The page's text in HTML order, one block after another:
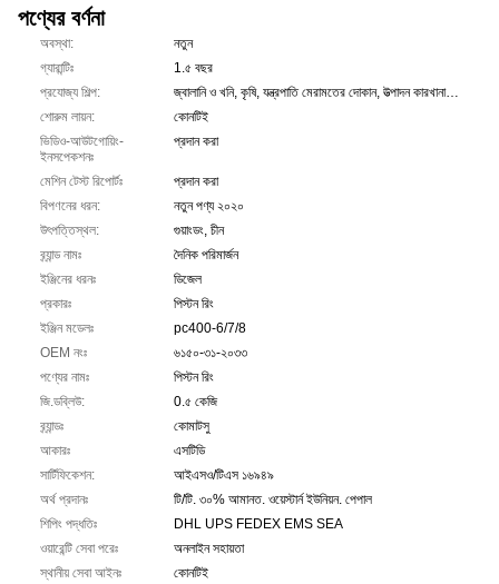
পণ্যের বর্ণনা
অবস্থা:
নতুন
গ্যারান্টিঃ
1.৫ বছর
প্রযোজ্য শিল্প:
জ্বালানি ও খনি, কৃষি, যন্ত্রপাতি মেরামতের দোকান, উত্পাদন কারখানা, খুচরা বিক্রয়
শোরুম লায়ন:
কোনটিই
ভিডিও-আউটগোয়িং-
ইনসপেকশনঃ
প্রদান করা
মেশিন টেস্ট রিপোর্টঃ
প্রদান করা
বিপণনের ধরন:
নতুন পণ্য ২০২০
উৎপত্তিস্থল:
গুয়াংডং, চীন
ব্র্যান্ড নামঃ
দৈনিক পরিমার্জন
ইঞ্জিনের ধরনঃ
ডিজেল
প্রকারঃ
পিস্টন রিং
ইঞ্জিন মডেলঃ
pc400-6/7/8
OEM নংঃ
৬১৫০-৩১-২০৩৩
পণ্যের নামঃ
পিস্টন রিং
জি.ডব্লিউ:
0.৫ কেজি
ব্র্যান্ডঃ
কোমাটসু
আকারঃ
এসটিডি
সার্টিফিকেশন:
আইএসও/টিএস ১৬৯৪৯
অর্থ প্রদানঃ
টি/টি. ৩০% আমানত. ওয়েস্টার্ন ইউনিয়ন. পেপাল
শিপিং পদ্ধতিঃ
DHL UPS FEDEX EMS SEA
ওয়ারেন্টি সেবা পরেঃ
অনলাইন সহায়তা
স্থানীয় সেবা আইনঃ
কোনটিই